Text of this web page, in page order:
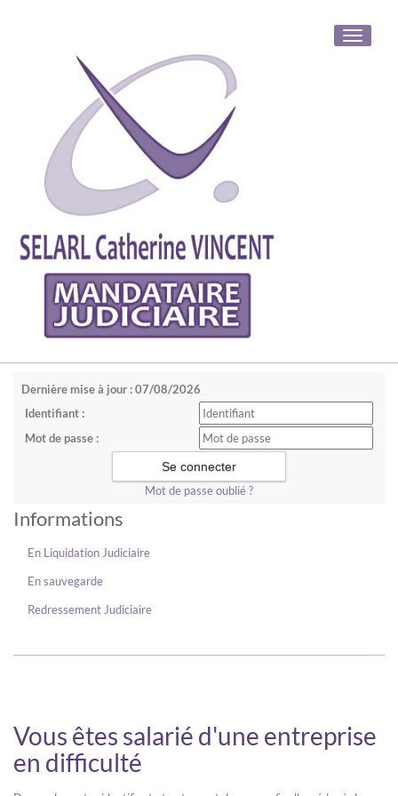
Toggle
Dernière mise à jour : 07/08/2026
Identifiant :
Mot de passe :
Mot de passe oublié ?
Informations
En Liquidation Judiciaire
En sauvegarde
Redressement Judiciaire
Vous êtes salarié d'une entreprise
en difficulté